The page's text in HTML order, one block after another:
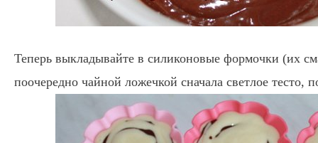
Теперь выкладывайте в силиконовые формочки (их
поочередно чайной ложечкой сначала светлое тесто,